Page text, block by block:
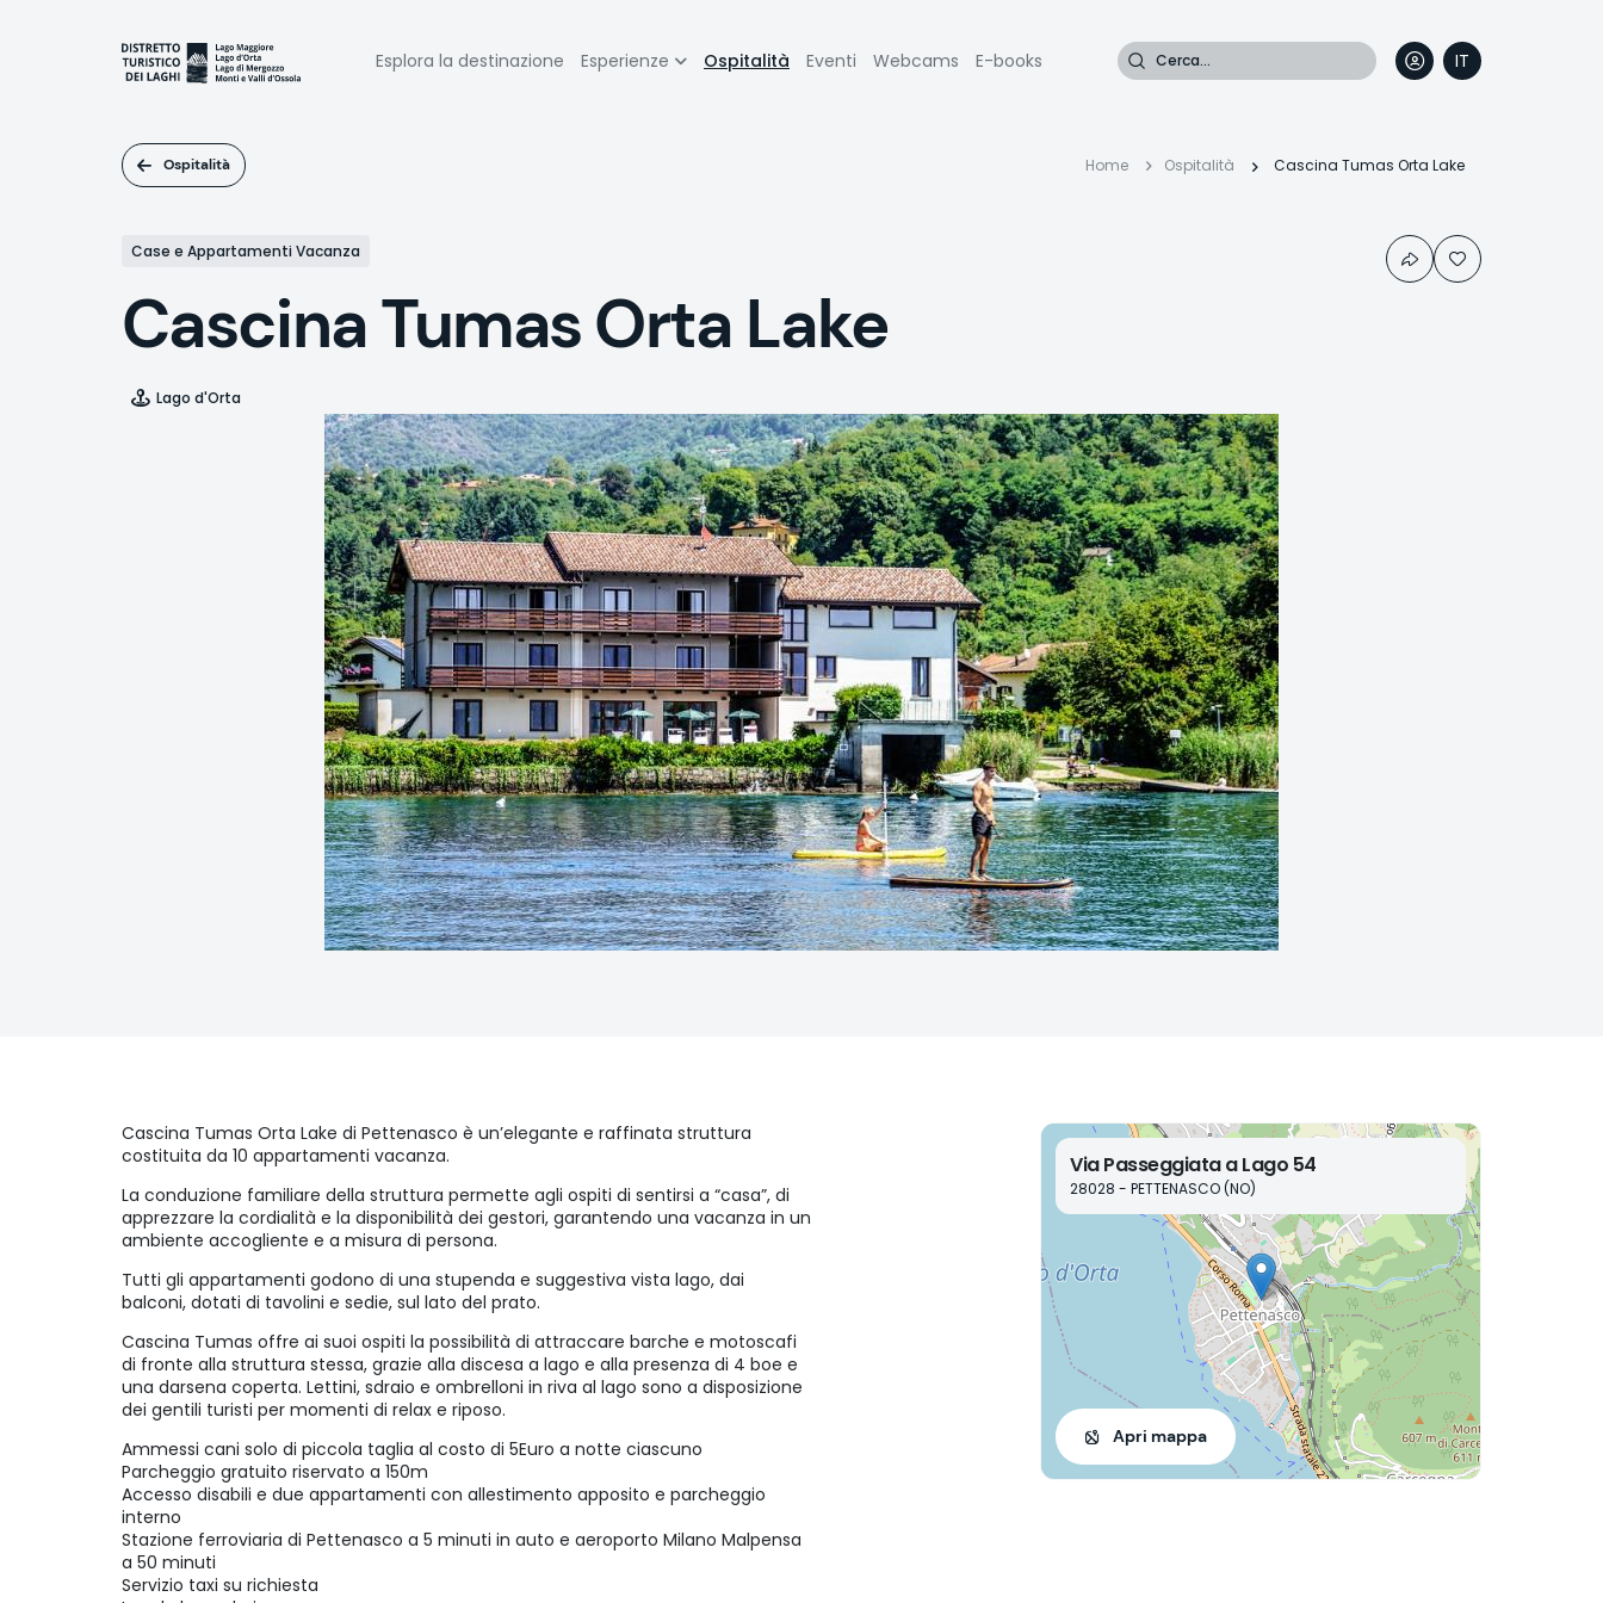
Navigazione
Esplora la destinazione Esperienze Ospitalità Eventi Webcams E-books Cerca
IT
EN
FR
DE
Ospitalità
Briciole
Home Ospitalità Cascina Tumas Orta Lake
Case e Appartamenti Vacanza
Cascina Tumas Orta Lake
Lago d'Orta
Cascina Tumas Orta Lake di Pettenasco è un’elegante e raffinata struttura
costituita da 10 appartamenti vacanza.
La conduzione familiare della struttura permette agli ospiti di sentirsi a “casa”, di
apprezzare la cordialità e la disponibilità dei gestori, garantendo una vacanza in un
ambiente accogliente e a misura di persona.
Tutti gli appartamenti godono di una stupenda e suggestiva vista lago, dai
balconi, dotati di tavolini e sedie, sul lato del prato.
Cascina Tumas offre ai suoi ospiti la possibilità di attraccare barche e motoscafi
di fronte alla struttura stessa, grazie alla discesa a lago e alla presenza di 4 boe e
una darsena coperta. Lettini, sdraio e ombrelloni in riva al lago sono a disposizione
dei gentili turisti per momenti di relax e riposo.
Ammessi cani solo di piccola taglia al costo di 5Euro a notte ciascuno
Parcheggio gratuito riservato a 150m
Accesso disabili e due appartamenti con allestimento apposito e parcheggio
interno
Stazione ferroviaria di Pettenasco a 5 minuti in auto e aeroporto Milano Malpensa
a 50 minuti
Servizio taxi su richiesta
Via Passeggiata a Lago 54
28028 - PETTENASCO (NO)
Apri mappa